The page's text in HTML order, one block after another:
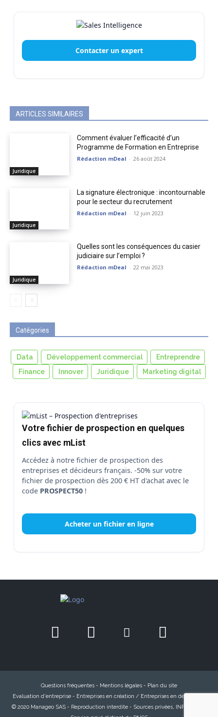
Contacter un expert
ARTICLES SIMILAIRES
Juridique
Comment évaluer l’efficacité d’un
Programme de Formation en Entreprise
Rédaction mDeal - 26 août 2024
Juridique
La signature électronique : incontournable
pour le secteur du recrutement
Rédaction mDeal - 12 juin 2023
Juridique
Quelles sont les conséquences du casier
judiciaire sur l’emploi ?
Rédaction mDeal - 22 mai 2023
Catégories
Data Développement commercial
Entreprendre
Finance
Innover Juridique Marketing digital
Votre fichier de prospection en quelques
clics avec mList
Accédez à notre fichier de prospection des
entreprises et décideurs français. -50% sur votre
fichier de prospection dès 200 € HT d'achat avec le
code PROSPECT50 !
Acheter un fichier en ligne
Questions fréquentes - Mentions légales - Plan du site
Evaluation d'entreprise- Entreprises en création / Entreprises en défaillance
© 2020 Manageo SAS - Reproduction interdite - Sources privées, INPI, INSEE,